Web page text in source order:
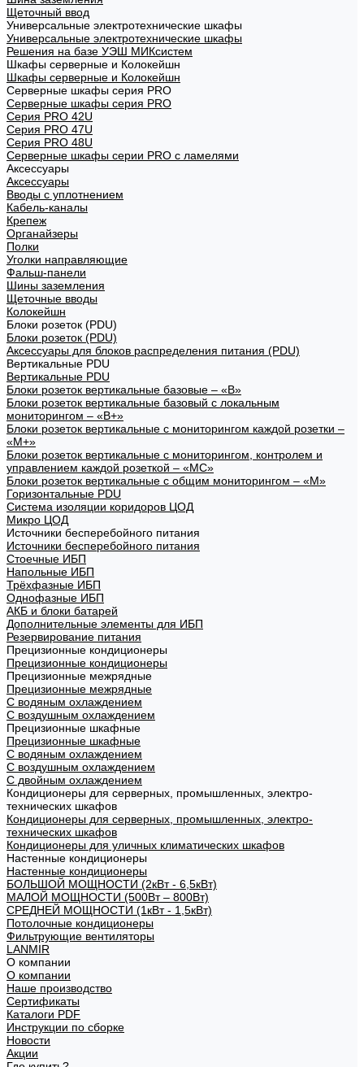
Щеточный ввод
Универсальные электротехнические шкафы
Универсальные электротехнические шкафы
Решения на базе УЭШ МИКсистем
Шкафы серверные и Колокейшн
Шкафы серверные и Колокейшн
Серверные шкафы серия PRO
Серверные шкафы серия PRO
Серия PRO 42U
Серия PRO 47U
Серия PRO 48U
Серверные шкафы серии PRO с ламелями
Аксессуары
Аксессуары
Вводы с уплотнением
Кабель-каналы
Крепеж
Органайзеры
Полки
Уголки направляющие
Фальш-панели
Шины заземления
Щеточные вводы
Колокейшн
Блоки розеток (PDU)
Блоки розеток (PDU)
Аксессуары для блоков распределения питания (PDU)
Вертикальные PDU
Вертикальные PDU
Блоки розеток вертикальные базовые – «В»
Блоки розеток вертикальные базовый с локальным
мониторингом – «В+»
Блоки розеток вертикальные с мониторингом каждой розетки –
«М+»
Блоки розеток вертикальные с мониторингом, контролем и
управлением каждой розеткой – «МС»
Блоки розеток вертикальные с общим мониторингом – «М»
Горизонтальные PDU
Система изоляции коридоров ЦОД
Микро ЦОД
Источники бесперебойного питания
Источники бесперебойного питания
Стоечные ИБП
Напольные ИБП
Трёхфазные ИБП
Однофазные ИБП
АКБ и блоки батарей
Дополнительные элементы для ИБП
Резервирование питания
Прецизионные кондиционеры
Прецизионные кондиционеры
Прецизионные межрядные
Прецизионные межрядные
С водяным охлаждением
С воздушным охлаждением
Прецизионные шкафные
Прецизионные шкафные
С водяным охлаждением
С воздушным охлаждением
С двойным охлаждением
Кондиционеры для серверных, промышленных, электро-
технических шкафов
Кондиционеры для серверных, промышленных, электро-
технических шкафов
Кондиционеры для уличных климатических шкафов
Настенные кондиционеры
Настенные кондиционеры
БОЛЬШОЙ МОЩНОСТИ (2кВт - 6,5кВт)
МАЛОЙ МОЩНОСТИ (500Вт – 800Вт)
СРЕДНЕЙ МОЩНОСТИ (1кВт - 1,5кВт)
Потолочные кондиционеры
Фильтрующие вентиляторы
LANMIR
О компании
О компании
Наше производство
Сертификаты
Каталоги PDF
Инструкции по сборке
Новости
Акции